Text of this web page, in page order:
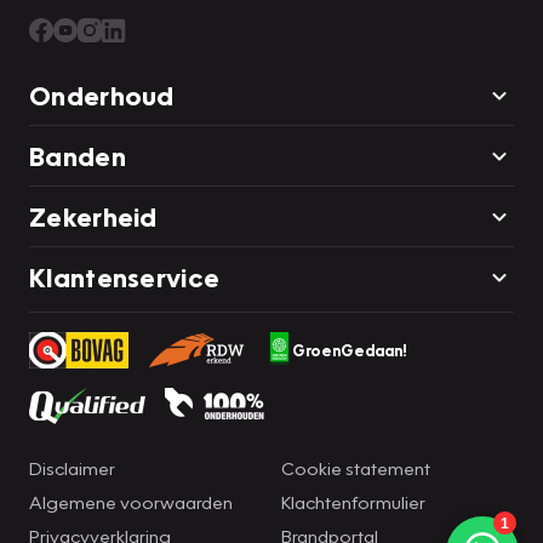
U krijgt ook het tellerrapport van Nationale Autopas bij
is. We doen ons best om deze auto voor u te omschrijven,
snel contact met ons op voor een afspraak?
Onderhoud
Banden
Zekerheid
Klantenservice
GroenGedaan!
Disclaimer
Algemene voorwaarden
Privacyverklaring
Cookie statement
Klachtenformulier
Brandportal